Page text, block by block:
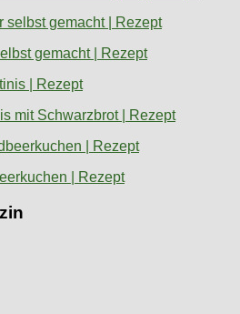
gemacht | Rezept
mit Schwarzbrot | Rezept
| Rezept